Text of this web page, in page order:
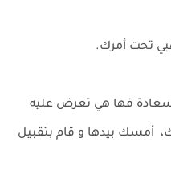
تحت أمرك.
فها هي تعرض عليه
أمسك بيدها و قام بتقبيل